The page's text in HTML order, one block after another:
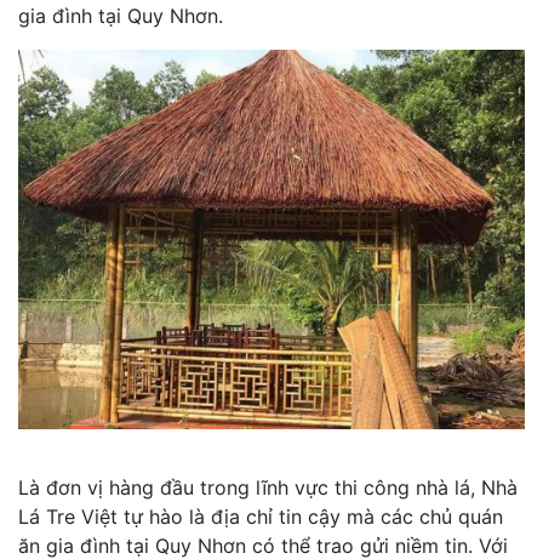
gia đình tại Quy Nhơn.
Là đơn vị hàng đầu trong lĩnh vực thi công nhà lá, Nhà
Lá Tre Việt tự hào là địa chỉ tin cậy mà các chủ quán
ăn gia đình tại Quy Nhơn có thể trao gửi niềm tin. Với